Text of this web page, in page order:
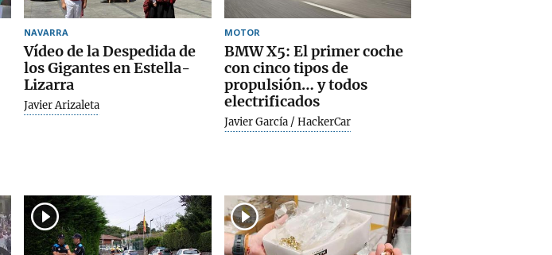
NAVARRA
Vídeo de la Despedida de
los Gigantes en Estella-
Lizarra
Javier Arizaleta
MOTOR
BMW X5: El primer coche
con cinco tipos de
propulsión… y todos
electrificados
Javier García / HackerCar